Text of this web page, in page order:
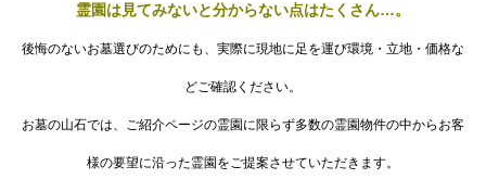
霊園は見てみないと分からない点はたくさん…。
後悔のないお墓選びのためにも、実際に現地に足を運び環境・立地・価格な
どご確認ください。
お墓の山石では、ご紹介ページの霊園に限らず多数の霊園物件の中からお客
様の要望に沿った霊園をご提案させていただきます。